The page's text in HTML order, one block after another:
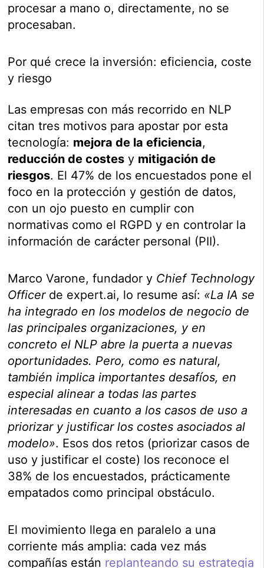
procesar a mano o, directamente, no se
procesaban.
Por qué crece la inversión: eficiencia, coste
y riesgo
Las empresas con más recorrido en NLP
citan tres motivos para apostar por esta
tecnología: mejora de la eficiencia,
reducción de costes y mitigación de
riesgos. El 47% de los encuestados pone el
foco en la protección y gestión de datos,
con un ojo puesto en cumplir con
normativas como el RGPD y en controlar la
información de carácter personal (PII).
Marco Varone, fundador y Chief Technology
Officerde expert.ai, lo resume así: «La IA se
ha integrado en los modelos de negocio de
las principales organizaciones, y en
concreto el NLP abre la puerta a nuevas
oportunidades. Pero, como es natural,
también implica importantes desafíos, en
especial alinear a todas las partes
interesadas en cuanto a los casos de uso a
priorizar y justificar los costes asociados al
modelo». Esos dos retos (priorizar casos de
uso y justificar el coste) los reconoce el
38% de los encuestados, prácticamente
empatados como principal obstáculo.
El movimiento llega en paralelo a una
corriente más amplia: cada vez más
compañías están replanteando su estrategia